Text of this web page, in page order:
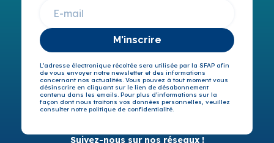
M'inscrire
L’adresse électronique récoltée sera utilisée par la SFAP afin
de vous envoyer notre newsletter et des informations
concernant nos actualités. Vous pouvez à tout moment vous
désinscrire en cliquant sur le lien de désabonnement
contenu dans les emails. Pour plus d’informations sur la
façon dont nous traitons vos données personnelles, veuillez
consulter notre politique de confidentialité.
Suivez-nous sur nos réseaux !